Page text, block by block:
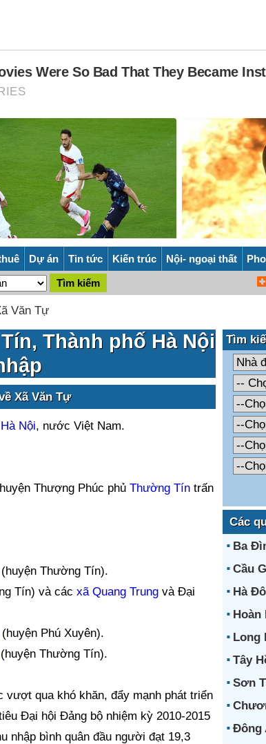
Dự án Tin tức Kiến trúc Nội- ngoại thất
Văn Tự
Thành phố Hà Nội
Xã Văn Tự
Nội, nước Việt Nam.
huyện Thượng Phúc phủ Thường Tíntrấn
Thường Tín).
Tín) và các xã Quang Trungvà Đại
(huyện Phú Xuyên).
Thường Tín).
qua khó khăn, đẩy mạnh phát triển
Đại hội Đảng bộ nhiệm kỳ 2010-2015
nhập bình quân đầu người đạt 19,3
Tìm
Các
Ba
Cầu
Hà
Hoàn
Long
Tây
Sơn
Đông